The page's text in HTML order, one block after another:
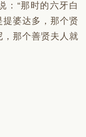
：“那时的六牙白
婆达多，那个贤
那个善贤夫人就